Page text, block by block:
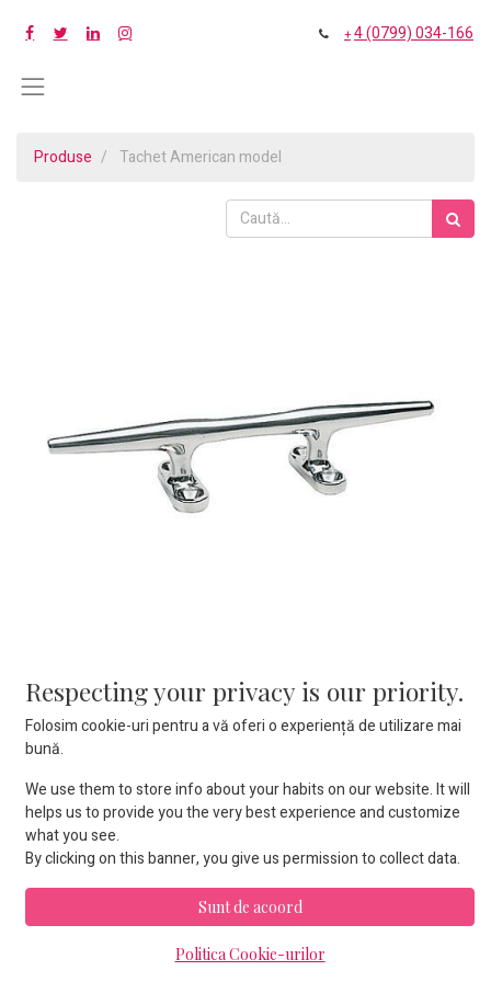
+4 (0799) 034-166
Produse Tachet American model
Tachet American model
0,00
Adaugă în coș
Respecting your privacy is our priority.
Folosim cookie-uri pentru a vă oferi o experiență de utilizare mai
bună.
We use them to store info about your habits on our website. It will
helps us to provide you the very best experience and customize
what you see.
By clicking on this banner, you give us permission to collect data.
Sunt de acoord
Politica Cookie-urilor